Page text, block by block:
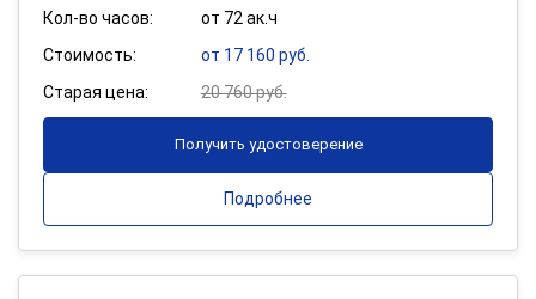
Кол-во часов:
от 72 ак.ч
Стоимость:
от 17 160 руб.
Старая цена:
20 760 руб.
Получить удостоверение
Подробнее